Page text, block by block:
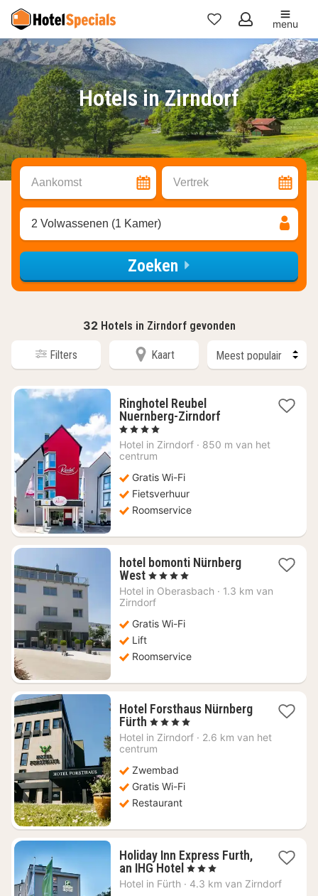
Mijn
favorieten
menu
Hotels in Zirndorf
Aankomst Vertrek
2 Volwassenen (1 Kamer)
Zoeken
32 Hotels in Zirndorf gevonden
Filters Kaart
Ringhotel Reubel
Nuernberg-Zirndorf1
vanaf
, 4 Sterren
Hotel in Zirndorf · 850 m van het
centrum
Gratis Wi-Fi
Fietsverhuur
Roomservice
hotel bomonti Nürnberg
West1
nacht
vanaf
99,54
, 4 Sterren
Hotel in Oberasbach · 1.3 km van
Zirndorf
Gratis Wi-Fi
Lift
Roomservice
Hotel Forsthaus Nürnberg
Fürth 1
nacht
vanaf
93,78
, 4 Sterren
Hotel in Zirndorf · 2.6 km van het
centrum
Zwembad
Gratis Wi-Fi
Restaurant
Holiday Inn Express Furth,
an IHG Hotel 1
nacht
, 3 Sterren
Hotel in Fürth · 4.3 km van Zirndorf